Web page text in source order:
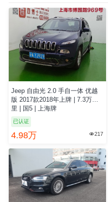
Jeep 自由光 2.0 手自一体 优越
版 2017款2018年上牌 | 7.3万公
里 | 国5 | 上海牌
已认证
4.98万 217